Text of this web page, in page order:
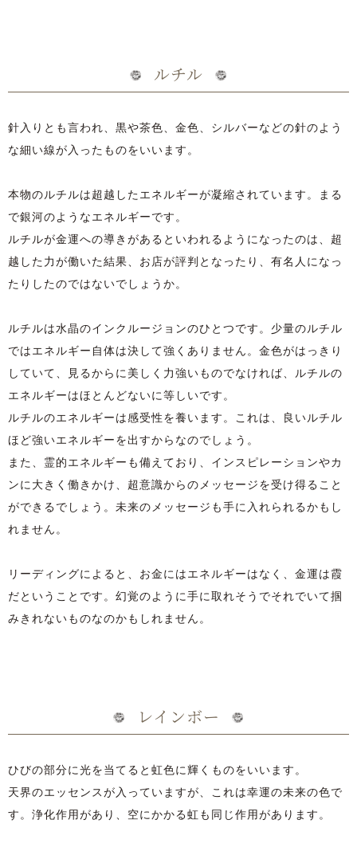
ルチル
針入りとも言われ、黒や茶色、金色、シルバーなどの針のよう
な細い線が入ったものをいいます。
本物のルチルは超越したエネルギーが凝縮されています。まる
で銀河のようなエネルギーです。
ルチルが金運への導きがあるといわれるようになったのは、超
越した力が働いた結果、お店が評判となったり、有名人になっ
たりしたのではないでしょうか。
ルチルは水晶のインクルージョンのひとつです。少量のルチル
ではエネルギー自体は決して強くありません。金色がはっきり
していて、見るからに美しく力強いものでなければ、ルチルの
エネルギーはほとんどないに等しいです。
ルチルのエネルギーは感受性を養います。これは、良いルチル
ほど強いエネルギーを出すからなのでしょう。
また、霊的エネルギーも備えており、インスピレーションやカ
ンに大きく働きかけ、超意識からのメッセージを受け得ること
ができるでしょう。未来のメッセージも手に入れられるかもし
れません。
リーディングによると、お金にはエネルギーはなく、金運は霞
だということです。幻覚のように手に取れそうでそれでいて掴
みきれないものなのかもしれません。
レインボー
ひびの部分に光を当てると虹色に輝くものをいいます。
天界のエッセンスが入っていますが、これは幸運の未来の色で
す。浄化作用があり、空にかかる虹も同じ作用があります。